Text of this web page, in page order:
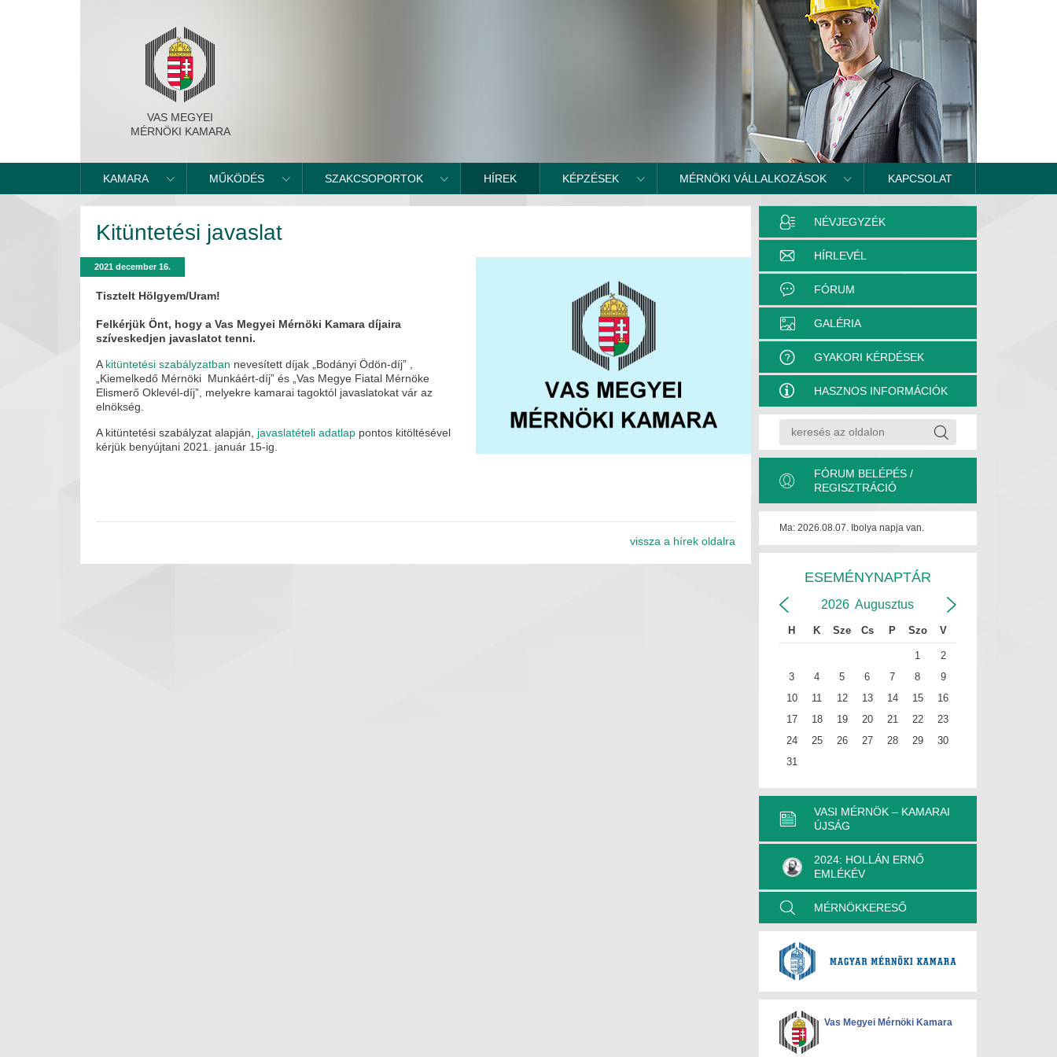
VAS MEGYEI
MÉRNÖKI KAMARA
KAMARA MŰKÖDÉS SZAKCSOPORTOK HÍREK KÉPZÉSEK MÉRNÖKI VÁLLALKOZÁSOK KAPCSOLAT
Kitüntetési javaslat
2021 december 16.
Tisztelt Hölgyem/Uram!
Felkérjük Önt, hogy a Vas Megyei Mérnöki Kamara díjaira
szíveskedjen javaslatot tenni.
A kitüntetési szabályzatban nevesített díjak „Bodányi Ödön-díj” ,
„Kiemelkedő Mérnöki Munkáért-díj” és „Vas Megye Fiatal Mérnöke
Elismerő Oklevél-díj”, melyekre kamarai tagoktól javaslatokat vár az
elnökség.
A kitüntetési szabályzat alapján, javaslatételi adatlap pontos kitöltésével
kérjük benyújtani 2021. január 15-ig.
vissza a hírek oldalra
NÉVJEGYZÉK
HÍRLEVÉL
FÓRUM
GALÉRIA
GYAKORI KÉRDÉSEK
HASZNOS INFORMÁCIÓK
FÓRUM BELÉPÉS /
REGISZTRÁCIÓ
Ma: 2026.08.07. Ibolya napja van.
ESEMÉNYNAPTÁR
2026 Augusztus
H K Sze Cs P Szo V
1
2
3
4 5 6 7 8
9
10
11 12 13 14 15
16
17
18 19 20 21 22
23
24
25 26 27 28 29
30
31
VASI MÉRNÖK – KAMARAI
ÚJSÁG
2024: HOLLÁN ERNŐ
EMLÉKÉV
MÉRNÖKKERESŐ
Vas Megyei Mérnöki Kamara